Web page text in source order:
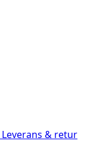
Leverans & retur